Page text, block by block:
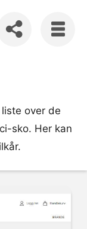
over de
sko. Her kan